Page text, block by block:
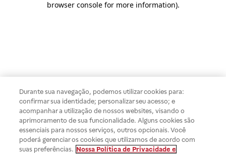
browser console for more information).
Durante sua navegação, podemos utilizar cookies para:
confirmar sua identidade; personalizar seu acesso; e
acompanhar a utilização de nossos websites, visando o
aprimoramento de sua funcionalidade. Alguns cookies são
essenciais para nossos serviços, outros opcionais. Você
poderá gerenciar os cookies que utilizamos de acordo com
suas preferências. Nossa Política de Privacidade e